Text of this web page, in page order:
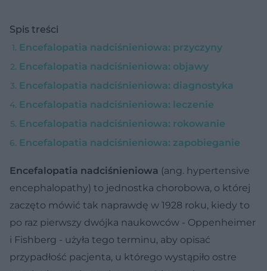
Spis treści
Encefalopatia nadciśnieniowa: przyczyny
Encefalopatia nadciśnieniowa: objawy
Encefalopatia nadciśnieniowa: diagnostyka
Encefalopatia nadciśnieniowa: leczenie
Encefalopatia nadciśnieniowa: rokowanie
Encefalopatia nadciśnieniowa: zapobieganie
Encefalopatia nadciśnieniowa (ang. hypertensive
encephalopathy) to jednostka chorobowa, o której
zaczęto mówić tak naprawdę w 1928 roku, kiedy to
po raz pierwszy dwójka naukowców - Oppenheimer
i Fishberg - użyła tego terminu, aby opisać
przypadłość pacjenta, u którego wystąpiło ostre